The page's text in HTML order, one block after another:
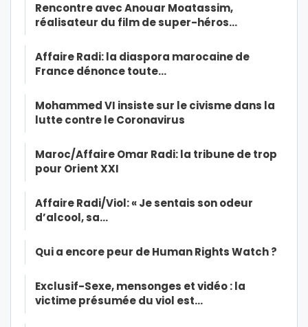
Rencontre avec Anouar Moatassim,
réalisateur du film de super-héros…
Affaire Radi: la diaspora marocaine de
France dénonce toute…
Mohammed VI insiste sur le civisme dans la
lutte contre le Coronavirus
Maroc/Affaire Omar Radi: la tribune de trop
pour Orient XXI
Affaire Radi/Viol: « Je sentais son odeur
d’alcool, sa…
Qui a encore peur de Human Rights Watch ?
Exclusif-Sexe, mensonges et vidéo : la
victime présumée du viol est…